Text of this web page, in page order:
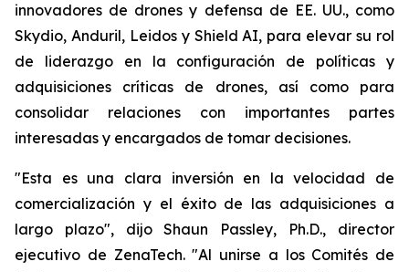
innovadores de drones y defensa de EE. UU., como
Skydio, Anduril, Leidos y Shield AI, para elevar su rol
de liderazgo en la configuración de políticas y
adquisiciones críticas de drones, así como para
consolidar relaciones con importantes partes
interesadas y encargados de tomar decisiones.
"Esta es una clara inversión en la velocidad de
comercialización y el éxito de las adquisiciones a
largo plazo", dijo Shaun Passley, Ph.D., director
ejecutivo de ZenaTech. "Al unirse a los Comités de